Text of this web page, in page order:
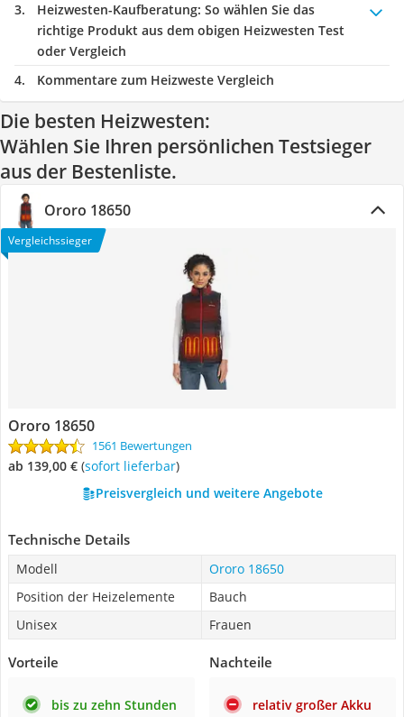
Heizwesten-Kaufberatung: So wählen Sie das
richtige Produkt aus dem obigen Heizwesten Test
oder Vergleich
Kommentare zum Heizweste Vergleich
Die besten Heizwesten:
Wählen Sie Ihren persönlichen Testsieger
aus der Bestenliste.
Ororo 18650
Vergleichssieger
Ororo 18650
1561 Bewertungen
ab 139,00 € ( Sofort lieferbar)
Preisvergleich und weitere Angebote
Technische Details
Modell
Ororo 18650
Position der Heizelemente
Bauch
Unisex
Frauen
Vorteile
bis zu zehn Stunden
Nachteile
relativ großer Akku